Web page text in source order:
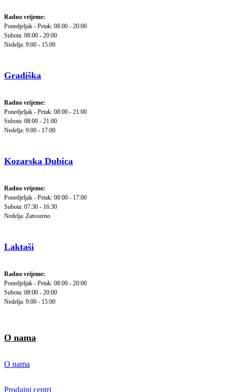
Radno vrijeme:
Ponedjeljak - Petak: 08:00 - 20:00
Subota: 08:00 - 20:00
Nedelja: 9:00 - 15:00
Gradiška
Radno vrijeme:
Ponedjeljak - Petak: 08:00 - 21:00
Subota: 08:00 - 21:00
Nedelja: 9:00 - 17:00
Kozarska Dubica
Radno vrijeme:
Ponedjeljak - Petak: 08:00 - 17:00
Subota: 07:30 - 16:30
Nedelja: Zatvoreno
Laktaši
Radno vrijeme:
Ponedjeljak - Petak: 08:00 - 20:00
Subota: 08:00 - 20:00
Nedelja: 9:00 - 15:00
O nama
O nama
Prodajni centri